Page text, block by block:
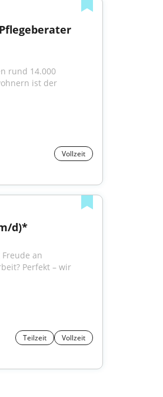
rund 14.000
ist der
Vollzeit
d)*
an
Perfekt – wir
Teilzeit Vollzeit